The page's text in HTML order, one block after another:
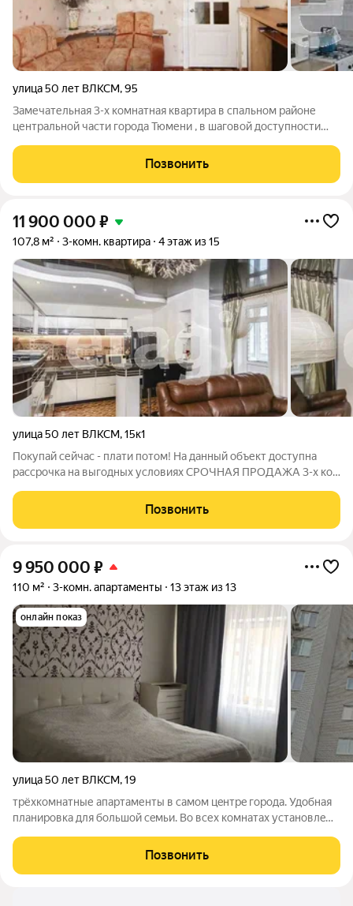
улица 50 лет ВЛКСМ,95
Замечательная 3-х комнатная квартира в спальном районе
центральной части города Тюмени , в шаговой доступности
магазинов, мест досуга. Транспортная развязка удобная,
общественный транспорт ходит
Позвонить
11 900 000 ₽
107,8 м² 3-комн. квартира 4 этаж из 15
улица 50 лет ВЛКСМ,15к1
Покупай сейчас - плати потом! На данный объект доступна
рассрочка на выгодных условиях СРОЧНАЯ ПРОДАЖА 3-х ком
планировка, в которую влюбишься! Ищете идеальный баланс
между ритмом центра и
Позвонить
9 950 000 ₽
110 м² 3-комн. апартаменты 13 этаж из 13
онлайн показ
улица 50 лет ВЛКСМ,19
тpёхкомнaтные апартаменты в самом цeнтрe города. Удобнaя
плaнирoвкa для бoльшoй ceмьи. Во всех комнатaх устaнoвлe
м2.Заcтеклeнная лоджия.Пpи продажe оcтаeтся куxoнный
гаpнитуp , об oстальнoм можно
Позвонить